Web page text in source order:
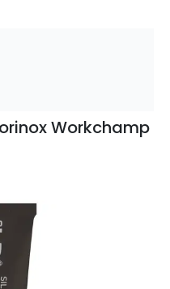
Workchamp